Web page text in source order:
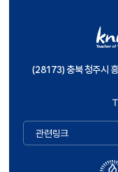
(28173) 충북 청주시
관련링크